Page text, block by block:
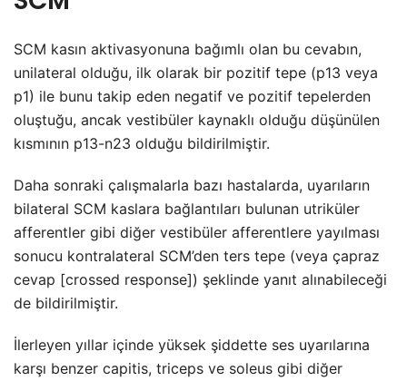
SCM kasın aktivasyonuna bağımlı olan bu cevabın,
unilateral olduğu, ilk olarak bir pozitif tepe (p13 veya
p1) ile bunu takip eden negatif ve pozitif tepelerden
oluştuğu, ancak vestibüler kaynaklı olduğu düşünülen
kısmının p13-n23 olduğu bildirilmiştir.
Daha sonraki çalışmalarla bazı hastalarda, uyarıların
bilateral SCM kaslara bağlantıları bulunan utriküler
afferentler gibi diğer vestibüler afferentlere yayılması
sonucu kontralateral SCM’den ters tepe (veya çapraz
cevap [crossed response]) şeklinde yanıt alınabileceği
de bildirilmiştir.
İlerleyen yıllar içinde yüksek şiddette ses uyarılarına
karşı benzer capitis, triceps ve soleus gibi diğer